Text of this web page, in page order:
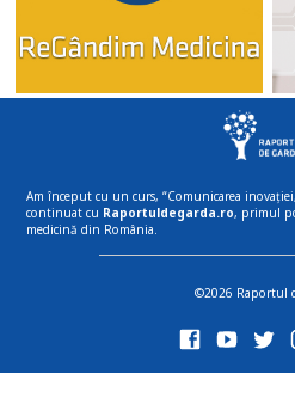
Am început cu un curs, “Comunicarea
continuat cu Raportuldegarda.ro, primul
medicină din România.
©2026 Raportul